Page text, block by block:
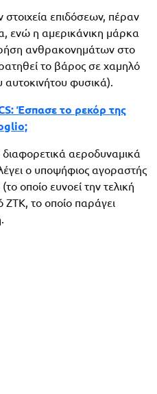
επιδόσεων, πέραν
ενώ η αμερικάνικη μάρκα
ανθρακονημάτων στο
το βάρος σε χαμηλό
αυτοκινήτου φυσικά).
Έσπασε το ρεκόρ της
αεροδυναμικά
ο υποψήφιος αγοραστής
οποίο ευνοεί την τελική
ZTK, το οποίο παράγει